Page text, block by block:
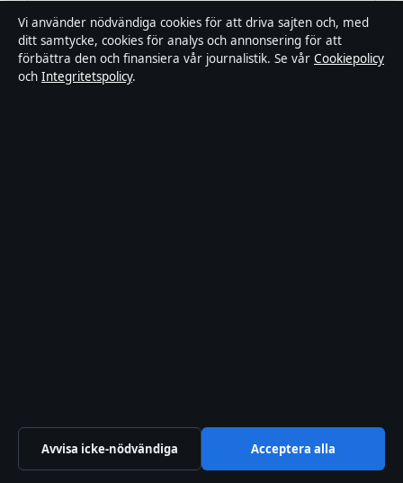
Fler artiklar
öppettider, sortiment och butiker
Vi använder nödvändiga cookies för att driva sajten och, med
ditt samtycke, cookies för analys och annonsering för att
förbättra den och finansiera vår journalistik. Se vår Cookiepolicy
och Integritetspolicy.
Avvisa icke-nödvändiga Acceptera alla